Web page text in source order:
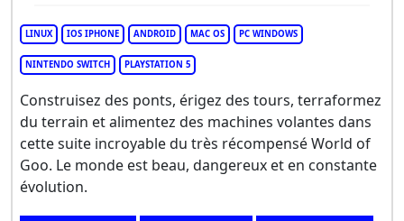
LINUX IOS IPHONE ANDROID MAC OS PC WINDOWS
NINTENDO SWITCH PLAYSTATION 5
Construisez des ponts, érigez des tours, terraformez
du terrain et alimentez des machines volantes dans
cette suite incroyable du très récompensé World of
Goo. Le monde est beau, dangereux et en constante
évolution.